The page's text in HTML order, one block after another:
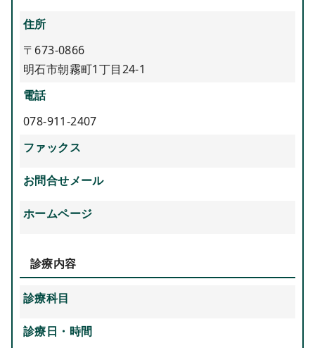
住所
〒673-0866
明石市朝霧町1丁目24-1
電話
078-911-2407
ファックス
お問合せメール
ホームページ
診療内容
診療科目
診療日・時間